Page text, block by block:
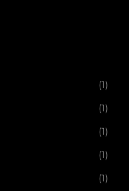
(1)
(1)
(1)
(1)
(1)